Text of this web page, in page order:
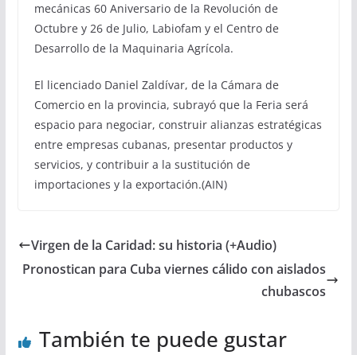
mecánicas 60 Aniversario de la Revolución de
Octubre y 26 de Julio, Labiofam y el Centro de
Desarrollo de la Maquinaria Agrícola.
El licenciado Daniel Zaldívar, de la Cámara de
Comercio en la provincia, subrayó que la Feria será
espacio para negociar, construir alianzas estratégicas
entre empresas cubanas, presentar productos y
servicios, y contribuir a la sustitución de
importaciones y la exportación.(AIN)
Virgen de la Caridad: su historia (+Audio)
Pronostican para Cuba viernes cálido con aislados
chubascos
También te puede gustar